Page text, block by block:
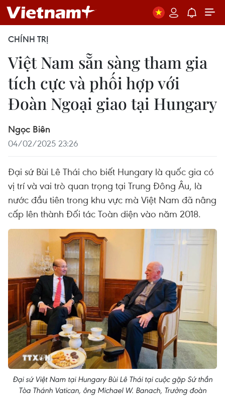
CHÍNH TRỊ
Việt Nam sẵn sàng tham gia
tích cực và phối hợp với
Đoàn Ngoại giao tại Hungary
Ngọc Biên
04/02/2025 23:26
Đại sứ Bùi Lê Thái cho biết Hungary là quốc gia có
vị trí và vai trò quan trọng tại Trung Đông Âu, là
nước đầu tiên trong khu vực mà Việt Nam đã nâng
cấp lên thành Đối tác Toàn diện vào năm 2018.
Đại sứ Việt Nam tại Hungary Bùi Lê Thái tại cuộc gặp Sứ thần
Tòa Thánh Vatican, ông Michael W. Banach, Trưởng đoàn